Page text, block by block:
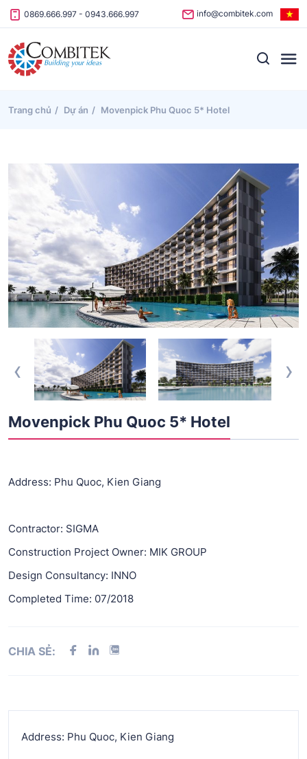
Skip to content
0869.666.997 - 0943.666.997 info@combitek.com
Trang chủ Dự án Movenpick Phu Quoc 5* Hotel
‹ ›
Movenpick Phu Quoc 5* Hotel
Address: Phu Quoc, Kien Giang
Contractor: SIGMA
Construction Project Owner: MIK GROUP
Design Consultancy: INNO
Completed Time: 07/2018
CHIA SẺ:
Address: Phu Quoc, Kien Giang